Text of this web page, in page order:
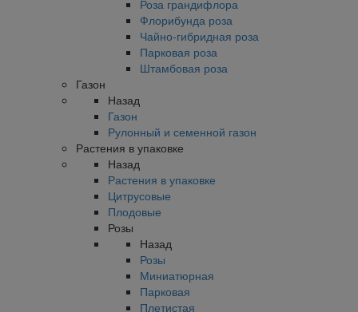
Роза грандифлора
Флорибунда роза
Чайно-гибридная роза
Парковая роза
Штамбовая роза
Газон
Назад
Газон
Рулонный и семенной газон
Растения в упаковке
Назад
Растения в упаковке
Цитрусовые
Плодовые
Розы
Назад
Розы
Миниатюрная
Парковая
Плетистая